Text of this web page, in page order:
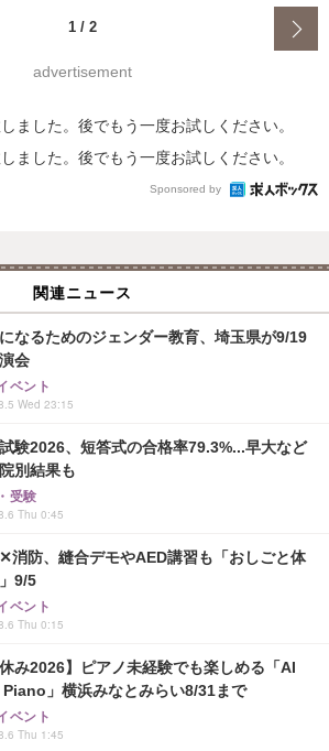
1 / 2
advertisement
ました。後でもう一度お試しください。
ました。後でもう一度お試しください。
Sponsored by
関連ニュース
なるためのジェンダー教育、埼玉県が9/19
会
ベント
Wed 23:15
験2026、短答式の合格率79.3%...早大など
別結果も
受験
Thu 0:45
消防、縫合デモやAED講習も「おしごと体
9/5
ベント
Thu 0:15
休み2026】ピアノ未経験でも楽しめる「AI
」横浜みなとみらい8/31まで
ベント
Thu 1:45